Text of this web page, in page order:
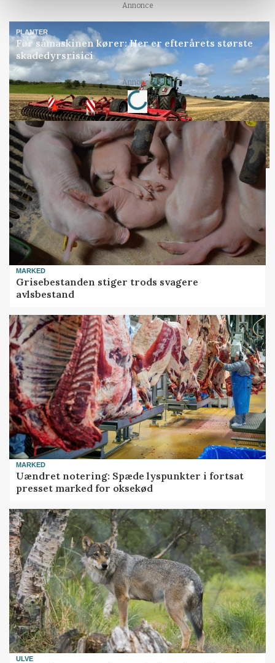
Annonce
PLANTER
Før såmaskinen kører: Her er efterårets største
skadedyrsrisici
Annonce
Loading...
MARKED
Grisebestanden stiger trods svagere
avlsbestand
MARKED
Uændret notering: Spæde lyspunkter i fortsat
presset marked for oksekød
ULVE